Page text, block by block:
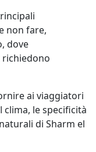
non fare,
dove
ai viaggiatori
le specificità
di Sharm el